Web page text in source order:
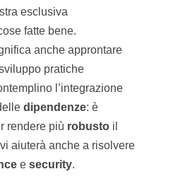
esclusiva
fatte bene.
anche approntare
pratiche
l’integrazione
dipendenze: è
rendere più robusto il
aiuterà anche a risolvere
e security.